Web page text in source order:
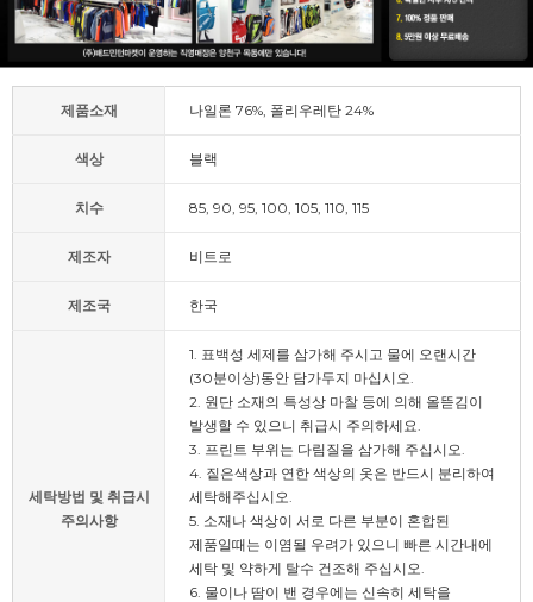
제품소재 나일론 76%, 폴리우레탄 24%
색상 블랙
치수 85, 90, 95, 100, 105, 110, 115
제조자 비트로
제조국 한국
세탁방법 및 취급시
주의사항
1. 표백성 세제를 삼가해 주시고 물에 오랜시간
(30분이상)동안 담가두지 마십시오.
2. 원단 소재의 특성상 마찰 등에 의해 올뜯김이
발생할 수 있으니 취급시 주의하세요.
3. 프린트 부위는 다림질을 삼가해 주십시오.
4. 짙은색상과 연한 색상의 옷은 반드시 분리하여
세탁해주십시오.
5. 소재나 색상이 서로 다른 부분이 혼합된
제품일때는 이염될 우려가 있으니 빠른 시간내에
세탁 및 약하게 탈수 건조해 주십시오.
6. 물이나 땀이 밴 경우에는 신속히 세탁을